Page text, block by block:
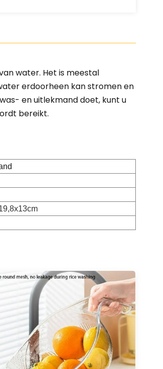
water. Het is meestal
erdoorheen kan stromen en
en uitlekmand doet, kunt u
bereikt.